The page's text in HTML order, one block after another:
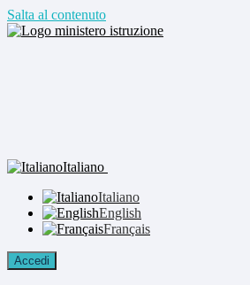
Salta al contenuto
Italiano
Italiano
English
Français
Accedi